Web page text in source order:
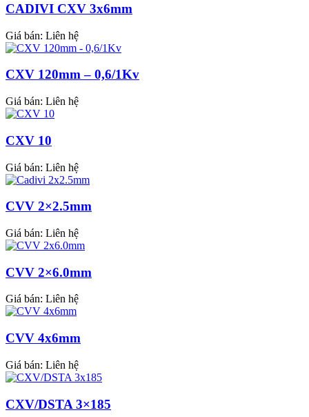
CADIVI CXV 3x6mm
Giá bán: Liên hệ
CXV 120mm – 0,6/1Kv
Giá bán: Liên hệ
CXV 10
Giá bán: Liên hệ
CVV 2×2.5mm
Giá bán: Liên hệ
CVV 2×6.0mm
Giá bán: Liên hệ
CVV 4x6mm
Giá bán: Liên hệ
CXV/DSTA 3×185